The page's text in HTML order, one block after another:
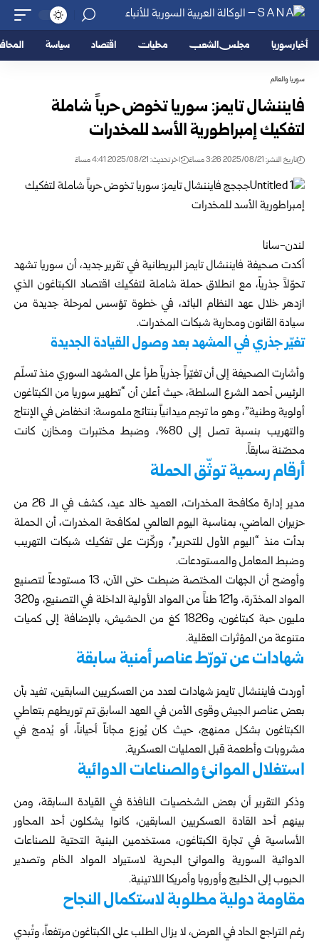
أخبار سوريا مجلس الشعب محليات اقتصاد سياسة
سوريا والعالم
فايننشال تايمز: سوريا تخوض حرباً شاملة
لتفكيك إمبراطورية الأسد للمخدرات
تاريخ النشر: 2025/08/21 3:26 مساءً اخر تحديث: 2025/08/21 4:41 مساءً
لندن-سانا
أكدت صحيفة فايننشال تايمز البريطانية في تقرير جديد، أن سوريا تشهد
تحوّلاً جذرياً، مع انطلاق حملة شاملة لتفكيك اقتصاد الكبتاغون الذي
ازدهر خلال عهد النظام البائد، في خطوة تؤسس لمرحلة جديدة من
سيادة القانون ومحاربة شبكات المخدرات.
تغيّر جذري في المشهد بعد وصول القيادة الجديدة
وأشارت الصحيفة إلى أن تغيّراً جذرياً طرأ على المشهد السوري منذ تسلّم
الرئيس أحمد الشرع السلطة، حيث أعلن أن “تطهير سوريا من الكبتاغون
أولوية وطنية”، وهو ما ترجم ميدانياً بنتائج ملموسة: انخفاض في الإنتاج
والتهريب بنسبة تصل إلى 80%، وضبط مختبرات ومخازن كانت
محصّنة سابقاً.
أرقام رسمية توثّق الحملة
مدير إدارة مكافحة المخدرات، العميد خالد عيد، كشف في الـ 26 من
حزيران الماضي، بمناسبة اليوم العالمي لمكافحة المخدرات، أن الحملة
بدأت منذ “اليوم الأول للتحرير”، وركّزت على تفكيك شبكات التهريب
وضبط المعامل والمستودعات.
وأوضح أن الجهات المختصة ضبطت حتى الآن، 13 مستودعاً لتصنيع
المواد المخدّرة، و121 طناً من المواد الأولية الداخلة في التصنيع، و320
مليون حبة كبتاغون، و1826 كغ من الحشيش، بالإضافة إلى كميات
متنوعة من المؤثرات العقلية.
شهادات عن تورّط عناصر أمنية سابقة
أوردت فايننشال تايمز شهادات لعدد من العسكريين السابقين، تفيد بأن
بعض عناصر الجيش وقوى الأمن في العهد السابق تم توريطهم بتعاطي
الكبتاغون بشكل ممنهج، حيث كان يُوزع مجاناً أحياناً، أو يُدمج في
مشروبات وأطعمة قبل العمليات العسكرية.
استغلال الموانئ والصناعات الدوائية
وذكر التقرير أن بعض الشخصيات النافذة في القيادة السابقة، ومن
بينهم أحد القادة العسكريين السابقين، كانوا يشكلون أحد المحاور
الأساسية في تجارة الكبتاغون، مستخدمين البنية التحتية للصناعات
الدوائية السورية والموانئ البحرية لاستيراد المواد الخام وتصدير
الحبوب إلى الخليج وأوروبا وأمريكا اللاتينية.
مقاومة دولية مطلوبة لاستكمال النجاح
رغم التراجع الحاد في العرض، لا يزال الطلب على الكبتاغون مرتفعاً، وتُبدي